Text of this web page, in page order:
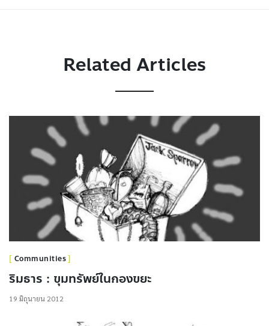
Related Articles
Communities
ริมธาร : ขุมทรัพย์ในกองขยะ
19 มิถุนายน 2012